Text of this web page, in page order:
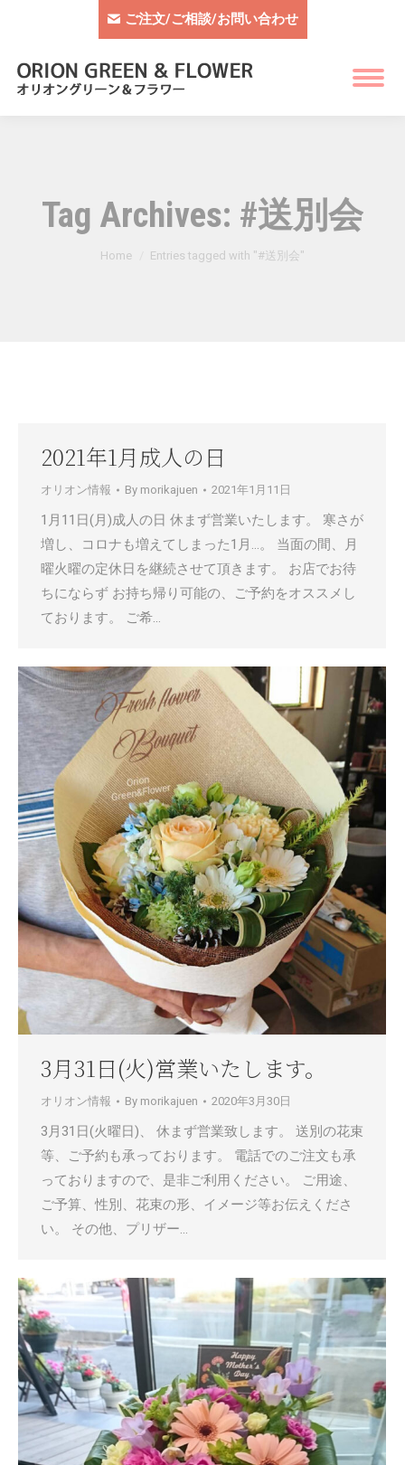
ご注文/ご相談/お問い合わせ
Tag Archives: #送別会
You are here:
Home Entries tagged with "#送別会"
2021年1月成人の日
オリオン情報 By morikajuen 2021年1月11日
1月11日(月)成人の日 休まず営業いたします。 寒さが
増し、コロナも増えてしまった1月…。 当面の間、月
曜火曜の定休日を継続させて頂きます。 お店でお待
ちにならず お持ち帰り可能の、ご予約をオススメし
ております。 ご希…
3月31日(火)営業いたします。
オリオン情報 By morikajuen 2020年3月30日
3月31日(火曜日)、 休まず営業致します。 送別の花束
等、ご予約も承っております。 電話でのご注文も承
っておりますので、是非ご利用ください。 ご用途、
ご予算、性別、花束の形、イメージ等お伝えくださ
い。 その他、プリザー…